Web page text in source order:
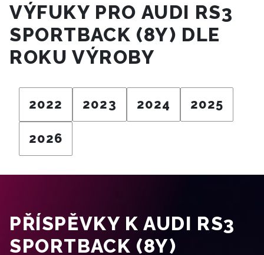
VÝFUKY PRO AUDI RS3
SPORTBACK (8Y) DLE
ROKU VÝROBY
2022 2023 2024 2025
2026
PŘÍSPĚVKY K AUDI RS3
SPORTBACK (8Y)